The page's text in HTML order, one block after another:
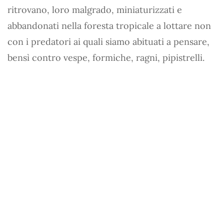
ritrovano, loro malgrado, miniaturizzati e
abbandonati nella foresta tropicale a lottare non
con i predatori ai quali siamo abituati a pensare,
bensì contro vespe, formiche, ragni, pipistrelli.